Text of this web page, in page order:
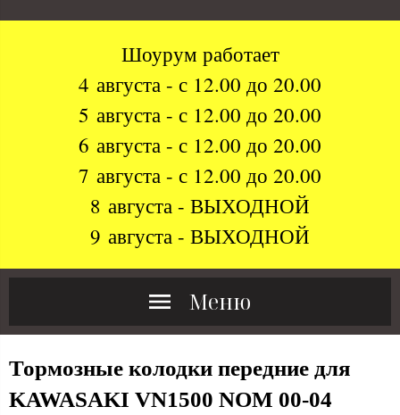
Шоурум работает
4 августа - с 12.00 до 20.00
5 августа - с 12.00 до 20.00
6 августа - с 12.00 до 20.00
7 августа - с 12.00 до 20.00
8 августа - ВЫХОДНОЙ
9 августа - ВЫХОДНОЙ
Меню
Тормозные колодки передние для
KAWASAKI VN1500 NOM 00-04